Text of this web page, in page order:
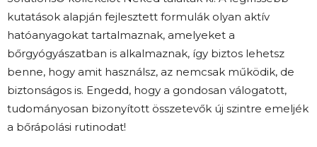
kutatások alapján fejlesztett formulák olyan aktív
hatóanyagokat tartalmaznak, amelyeket a
bőrgyógyászatban is alkalmaznak, így biztos lehetsz
benne, hogy amit használsz, az nemcsak működik, de
biztonságos is. Engedd, hogy a gondosan válogatott,
tudományosan bizonyított összetevők új szintre emeljék
a bőrápolási rutinodat!